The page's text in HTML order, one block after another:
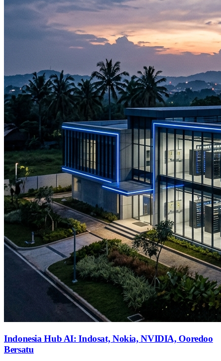
Indonesia Hub AI: Indosat, Nokia, NVIDIA, Ooredoo
Bersatu